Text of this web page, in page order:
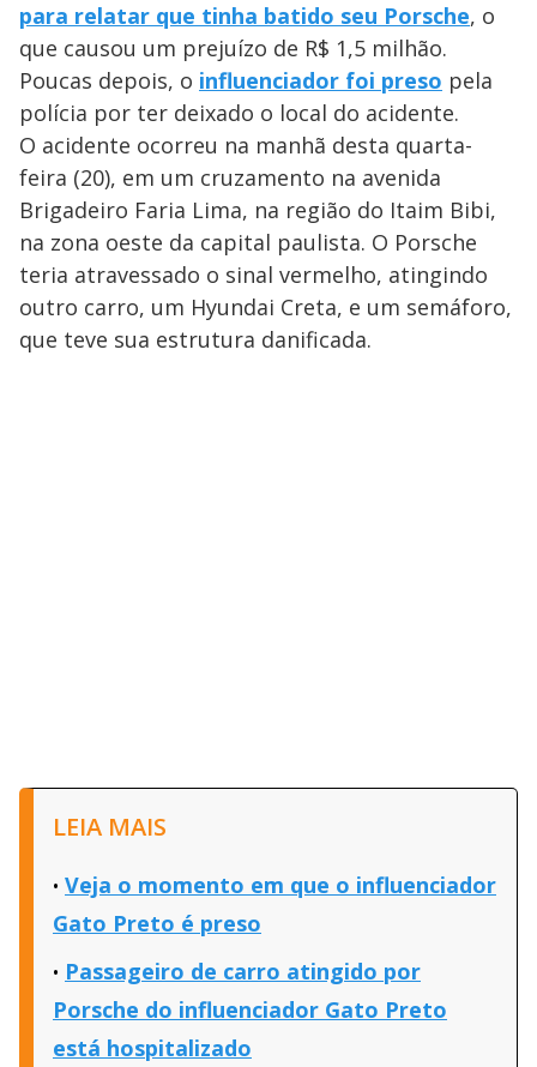
para relatar que tinha batido seu Porsche, o
que causou um prejuízo de R$ 1,5 milhão.
Poucas depois, o influenciador foi preso pela
polícia por ter deixado o local do acidente.
O acidente ocorreu na manhã desta quarta-
feira (20), em um cruzamento na avenida
Brigadeiro Faria Lima, na região do Itaim Bibi,
na zona oeste da capital paulista. O Porsche
teria atravessado o sinal vermelho, atingindo
outro carro, um Hyundai Creta, e um semáforo,
que teve sua estrutura danificada.
LEIA MAIS
Veja o momento em que o influenciador
Gato Preto é preso
Passageiro de carro atingido por
Porsche do influenciador Gato Preto
está hospitalizado